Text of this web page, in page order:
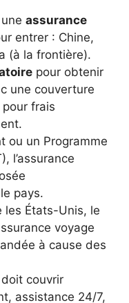
assurance
entrer : Chine,
(à la frontière).
pour obtenir
une couverture
frais
ou un Programme
l’assurance
pays.
les États-Unis, le
voyage
à cause des
couvrir
assistance 24/7,